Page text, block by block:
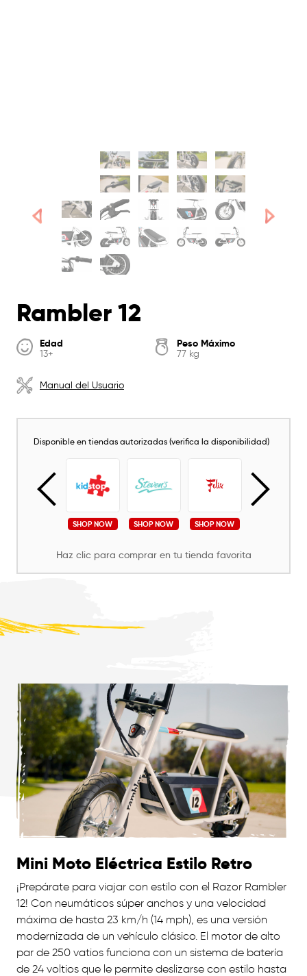
Rambler 12
Edad
13+
Peso Máximo
77 kg
Manual del Usuario
Disponible en tiendas autorizadas (verifica la disponibilidad)
SHOP NOW SHOP NOW SHOP NOW
Haz clic para comprar en tu tienda favorita
Mini Moto Eléctrica Estilo Retro
¡Prepárate para viajar con estilo con el Razor Rambler
12! Con neumáticos súper anchos y una velocidad
máxima de hasta 23 km/h (14 mph), es una versión
modernizada de un vehículo clásico. El motor de alto
par de 250 vatios funciona con un sistema de batería
de 24 voltios que le permite deslizarse con estilo hasta